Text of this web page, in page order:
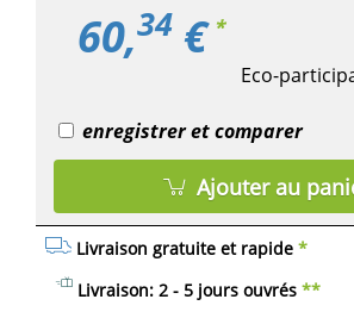
60,34 € *
Eco-
Livraison gratuite et rapide *
Livraison: 2 - 5 jours ouvrés **
enregistrer et comparer
Ajouter au